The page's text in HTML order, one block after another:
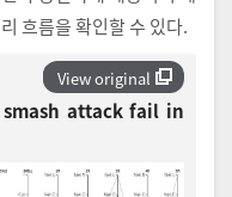
흐름을 확인할 수 있다.
View original
attack fail in